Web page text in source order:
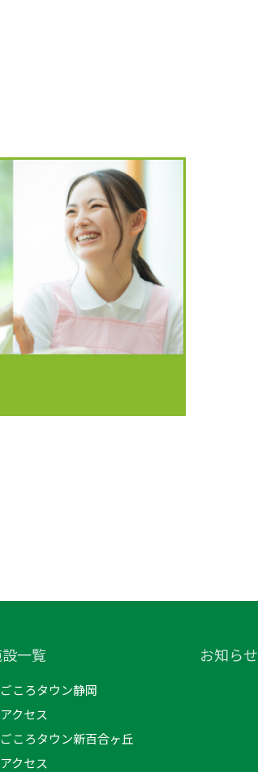
一覧
ころタウン静岡
クセス
ころタウン新百合ヶ丘
クセス
お知らせ